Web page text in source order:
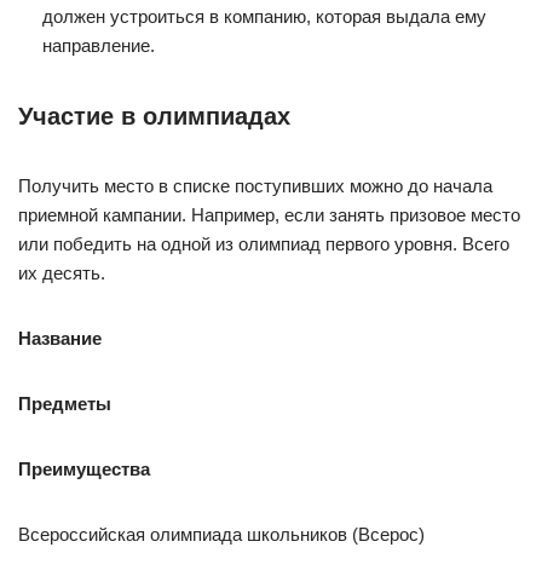
должен устроиться в компанию, которая выдала ему
направление.
Участие в олимпиадах
Получить место в списке поступивших можно до начала
приемной кампании. Например, если занять призовое место
или победить на одной из олимпиад первого уровня. Всего
их десять.
Название
Предметы
Преимущества
Всероссийская олимпиада школьников (Всерос)